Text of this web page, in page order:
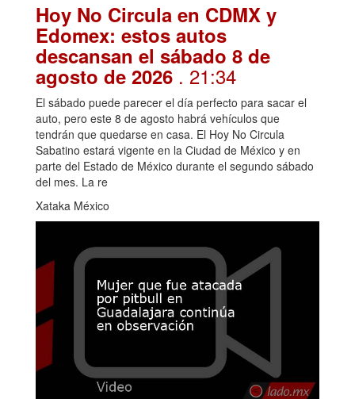
Hoy No Circula en CDMX y
Edomex: estos autos
descansan el sábado 8 de
agosto de 2026 . 21:34
El sábado puede parecer el día perfecto para sacar el
auto, pero este 8 de agosto habrá vehículos que
tendrán que quedarse en casa. El Hoy No Circula
Sabatino estará vigente en la Ciudad de México y en
parte del Estado de México durante el segundo sábado
del mes. La re
Xataka México